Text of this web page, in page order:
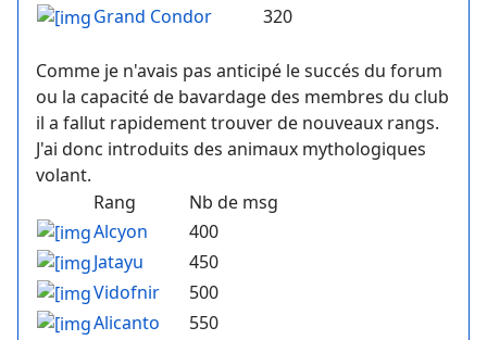
Grand Condor
320
Comme je n'avais pas anticipé le succés du forum
ou la capacité de bavardage des membres du club
il a fallut rapidement trouver de nouveaux rangs.
J'ai donc introduits des animaux mythologiques
volant.
Rang
Nb de msg
Alcyon
400
Jatayu
450
Vidofnir
500
Alicanto
550